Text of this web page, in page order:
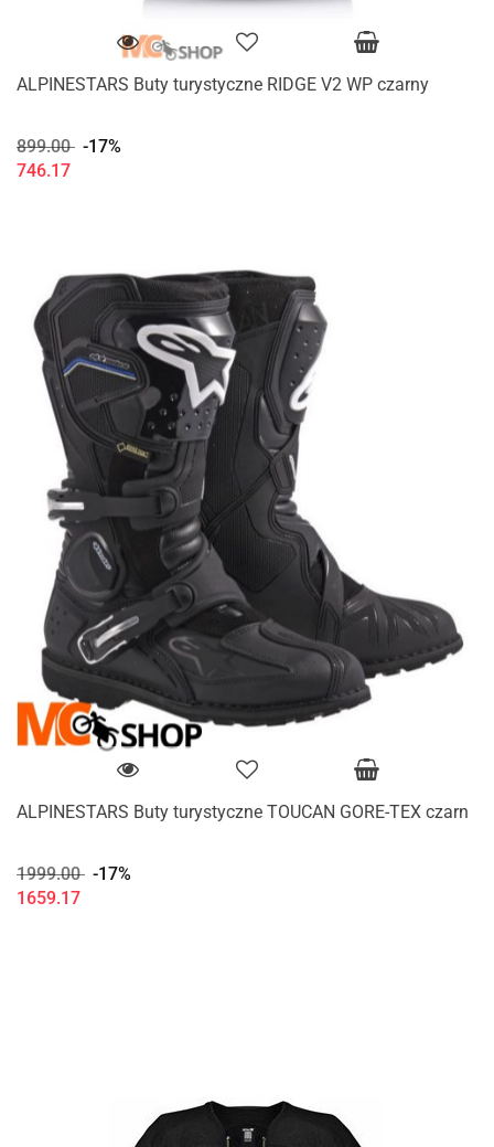
ALPINESTARS Buty turystyczne RIDGE V2 WP czarny
899.00 -17%
746.17
ALPINESTARS Buty turystyczne TOUCAN GORE-TEX czarn
1999.00 -17%
1659.17